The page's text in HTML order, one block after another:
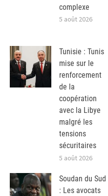
complexe
5 août 2026
Tunisie : Tunis
mise sur le
renforcement
de la
coopération
avec la Libye
malgré les
tensions
sécuritaires
5 août 2026
Soudan du Sud
: Les avocats